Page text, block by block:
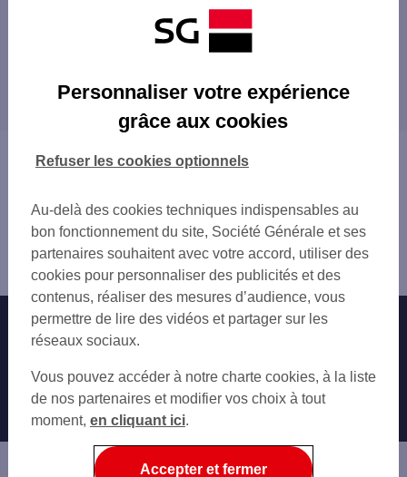
Les distributeurs/automates à proximité
POISSY ROBESPIERRE
POISSY BEAUREGARD
CARREFOUR CHAMBOURCY
VILLENNES SUR SEINE
ACHERES
ST GERMAIN-LAYE B AIR
ST GERMAIN EN LAYE 64 RUE DE POISSY
SAINT GERMAIN LAYE ARCADES
ST GERMAIN EN LAYE 1 RUE DE LA REPU
KIOSQUE FORAIN MOBILE 3
KIOSQUE FORAIN MOBILE 9
SAINT GERMAIN EN LAYE
ORGEVAL 2 RUE DE LA CHAPELLE
MAREIL MARLY
proximité
CARRIÈRES-SOUS-POISSY
SAINT-GERMAIN-EN-LAYE
CHANTELOUP-LES-VIGNES
ANDRÉSY
TRIEL-SUR-SEINE
MARLY-LE-ROI
LE VÉSINET
MAISONS-LAFFITTE
CONFLANS-SAINTE-HONORINE
VERNEUIL-SUR-SEINE
JOUY-LE-MOUTIER
CROISSY-SUR-SEINE
Vous êtes ici : Accueil
Poissy
Distributeur/automate POISSY 6 PL DE LA REPUBLIQUE
Nos engagements Nous contacter
Autres sites SG
Professionnels
Entreprises
Associations
Personnaliser votre expérience
grâce aux cookies
Au-delà des cookies techniques indispensables au
bon fonctionnement du site, Société Générale et ses
partenaires souhaitent avec votre accord, utiliser des
cookies pour personnaliser des publicités et des
contenus, réaliser des mesures d’audience, vous
permettre de lire des vidéos et partager sur les
réseaux sociaux.
Vous pouvez accéder à notre charte cookies, à la liste
de nos partenaires et modifier vos choix à tout
moment, en cliquant ici.
Refuser les cookies optionnels
Accepter et fermer